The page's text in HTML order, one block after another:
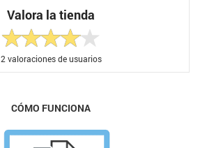
Valora la tienda
2valoraciones de usuarios
CÓMO FUNCIONA